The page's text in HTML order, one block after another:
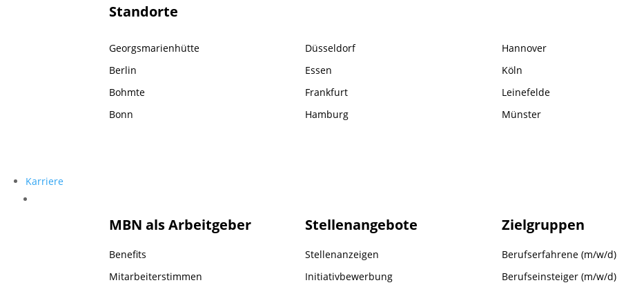
Standorte
Georgsmarienhütte
Berlin
Bohmte
Bonn
Düsseldorf
Essen
Frankfurt
Hamburg
Hannover
Köln
Leinefelde
Münster
Karriere
MBN als Arbeitgeber Stellenangebote Zielgruppen
Benefits
Mitarbeiterstimmen
Stellenanzeigen
Initiativbewerbung
Berufserfahrene (m/w/d)
Berufseinsteiger (m/w/d)